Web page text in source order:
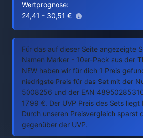
Wertprognose:
24,41 - 30,51 €
Für das auf dieser Seite angezeigte
Namen Marker - 10er-Pack aus der
NEW haben wir für dich 1 Preis
niedrigste Preis für das Set mit der
5008256 und der EAN
17,99 €. Der UVP Preis des Sets
Durch unseren Preisvergleich sparst
gegenüber der UVP.